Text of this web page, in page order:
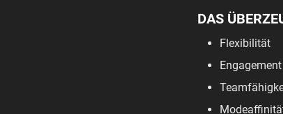
DAS
Flexibilität
Engagement